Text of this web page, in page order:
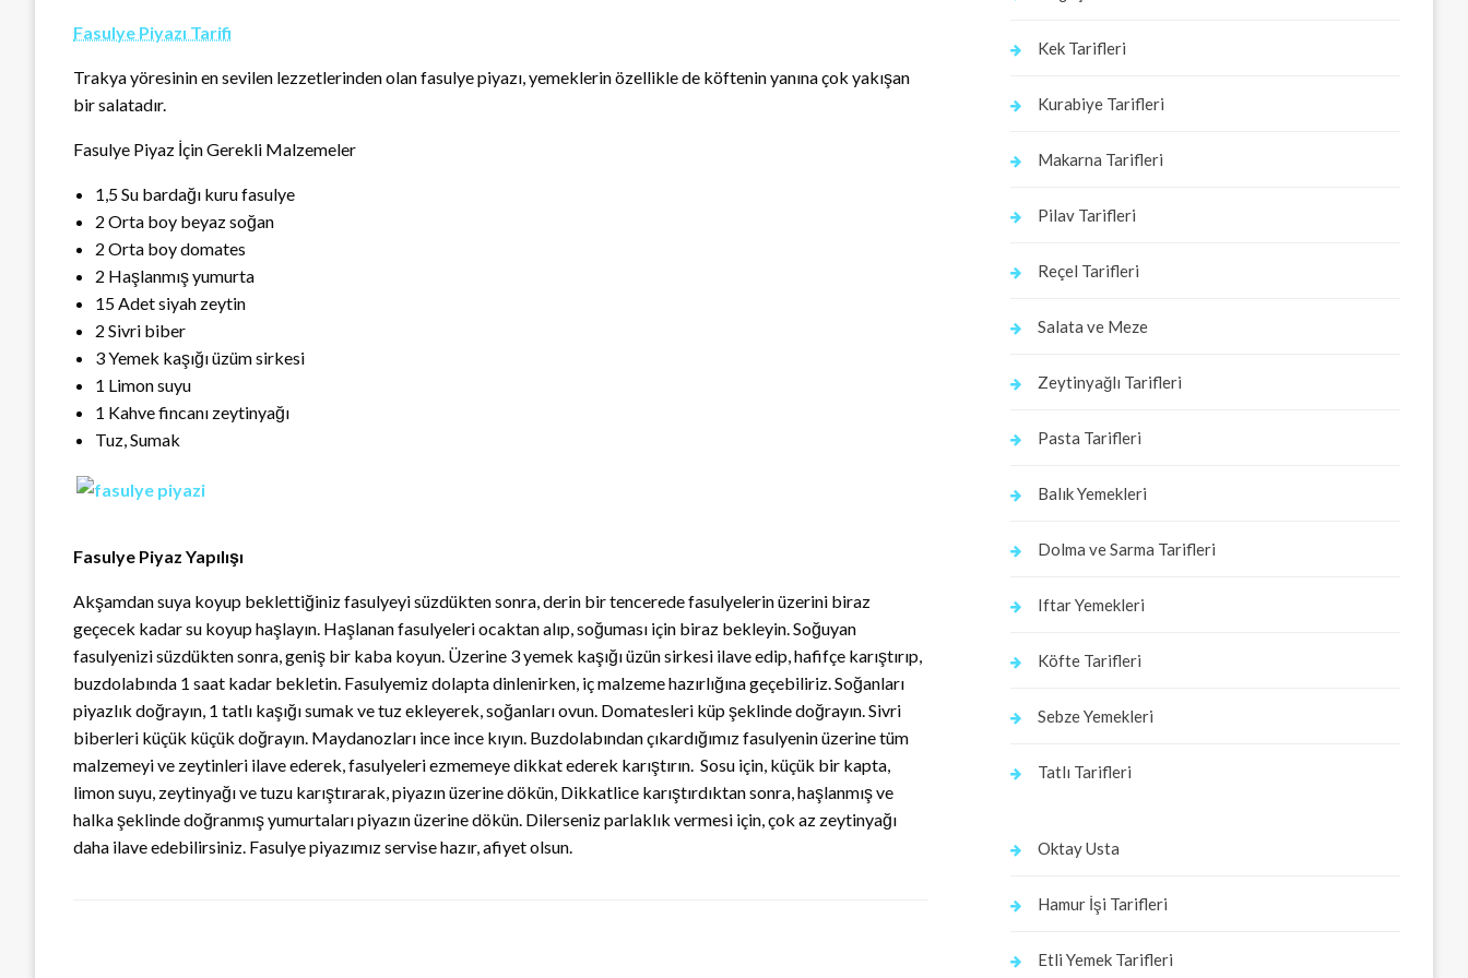
Fasulye Piyazı Tarifi
Trakya yöresinin en sevilen lezzetlerinden olan fasulye piyazı, yemeklerin özellikle de köftenin yanına çok yakışan
bir salatadır.
Fasulye Piyaz İçin Gerekli Malzemeler
1,5 Su bardağı kuru fasulye
2 Orta boy beyaz soğan
2 Orta boy domates
2 Haşlanmış yumurta
15 Adet siyah zeytin
2 Sivri biber
3 Yemek kaşığı üzüm sirkesi
1 Limon suyu
1 Kahve fincanı zeytinyağı
Tuz, Sumak
Fasulye Piyaz Yapılışı
Akşamdan suya koyup beklettiğiniz fasulyeyi süzdükten sonra, derin bir tencerede fasulyelerin üzerini biraz
geçecek kadar su koyup haşlayın. Haşlanan fasulyeleri ocaktan alıp, soğuması için biraz bekleyin. Soğuyan
fasulyenizi süzdükten sonra, geniş bir kaba koyun. Üzerine 3 yemek kaşığı üzün sirkesi ilave edip, hafifçe karıştırıp,
buzdolabında 1 saat kadar bekletin. Fasulyemiz dolapta dinlenirken, iç malzeme hazırlığına geçebiliriz. Soğanları
piyazlık doğrayın, 1 tatlı kaşığı sumak ve tuz ekleyerek, soğanları ovun. Domatesleri küp şeklinde doğrayın. Sivri
biberleri küçük küçük doğrayın. Maydanozları ince ince kıyın. Buzdolabından çıkardığımız fasulyenin üzerine tüm
malzemeyi ve zeytinleri ilave ederek, fasulyeleri ezmemeye dikkat ederek karıştırın. Sosu için, küçük bir kapta,
limon suyu, zeytinyağı ve tuzu karıştırarak, piyazın üzerine dökün, Dikkatlice karıştırdıktan sonra, haşlanmış ve
halka şeklinde doğranmış yumurtaları piyazın üzerine dökün. Dilerseniz parlaklık vermesi için, çok az zeytinyağı
daha ilave edebilirsiniz. Fasulye piyazımız servise hazır, afiyet olsun.
Kek Tarifleri
Kurabiye Tarifleri
Makarna Tarifleri
Pilav Tarifleri
Reçel Tarifleri
Salata ve Meze
Zeytinyağlı Tarifleri
Pasta Tarifleri
Balık Yemekleri
Dolma ve Sarma Tarifleri
Iftar Yemekleri
Köfte Tarifleri
Sebze Yemekleri
Tatlı Tarifleri
Oktay Usta
Hamur İşi Tarifleri
Etli Yemek Tarifleri